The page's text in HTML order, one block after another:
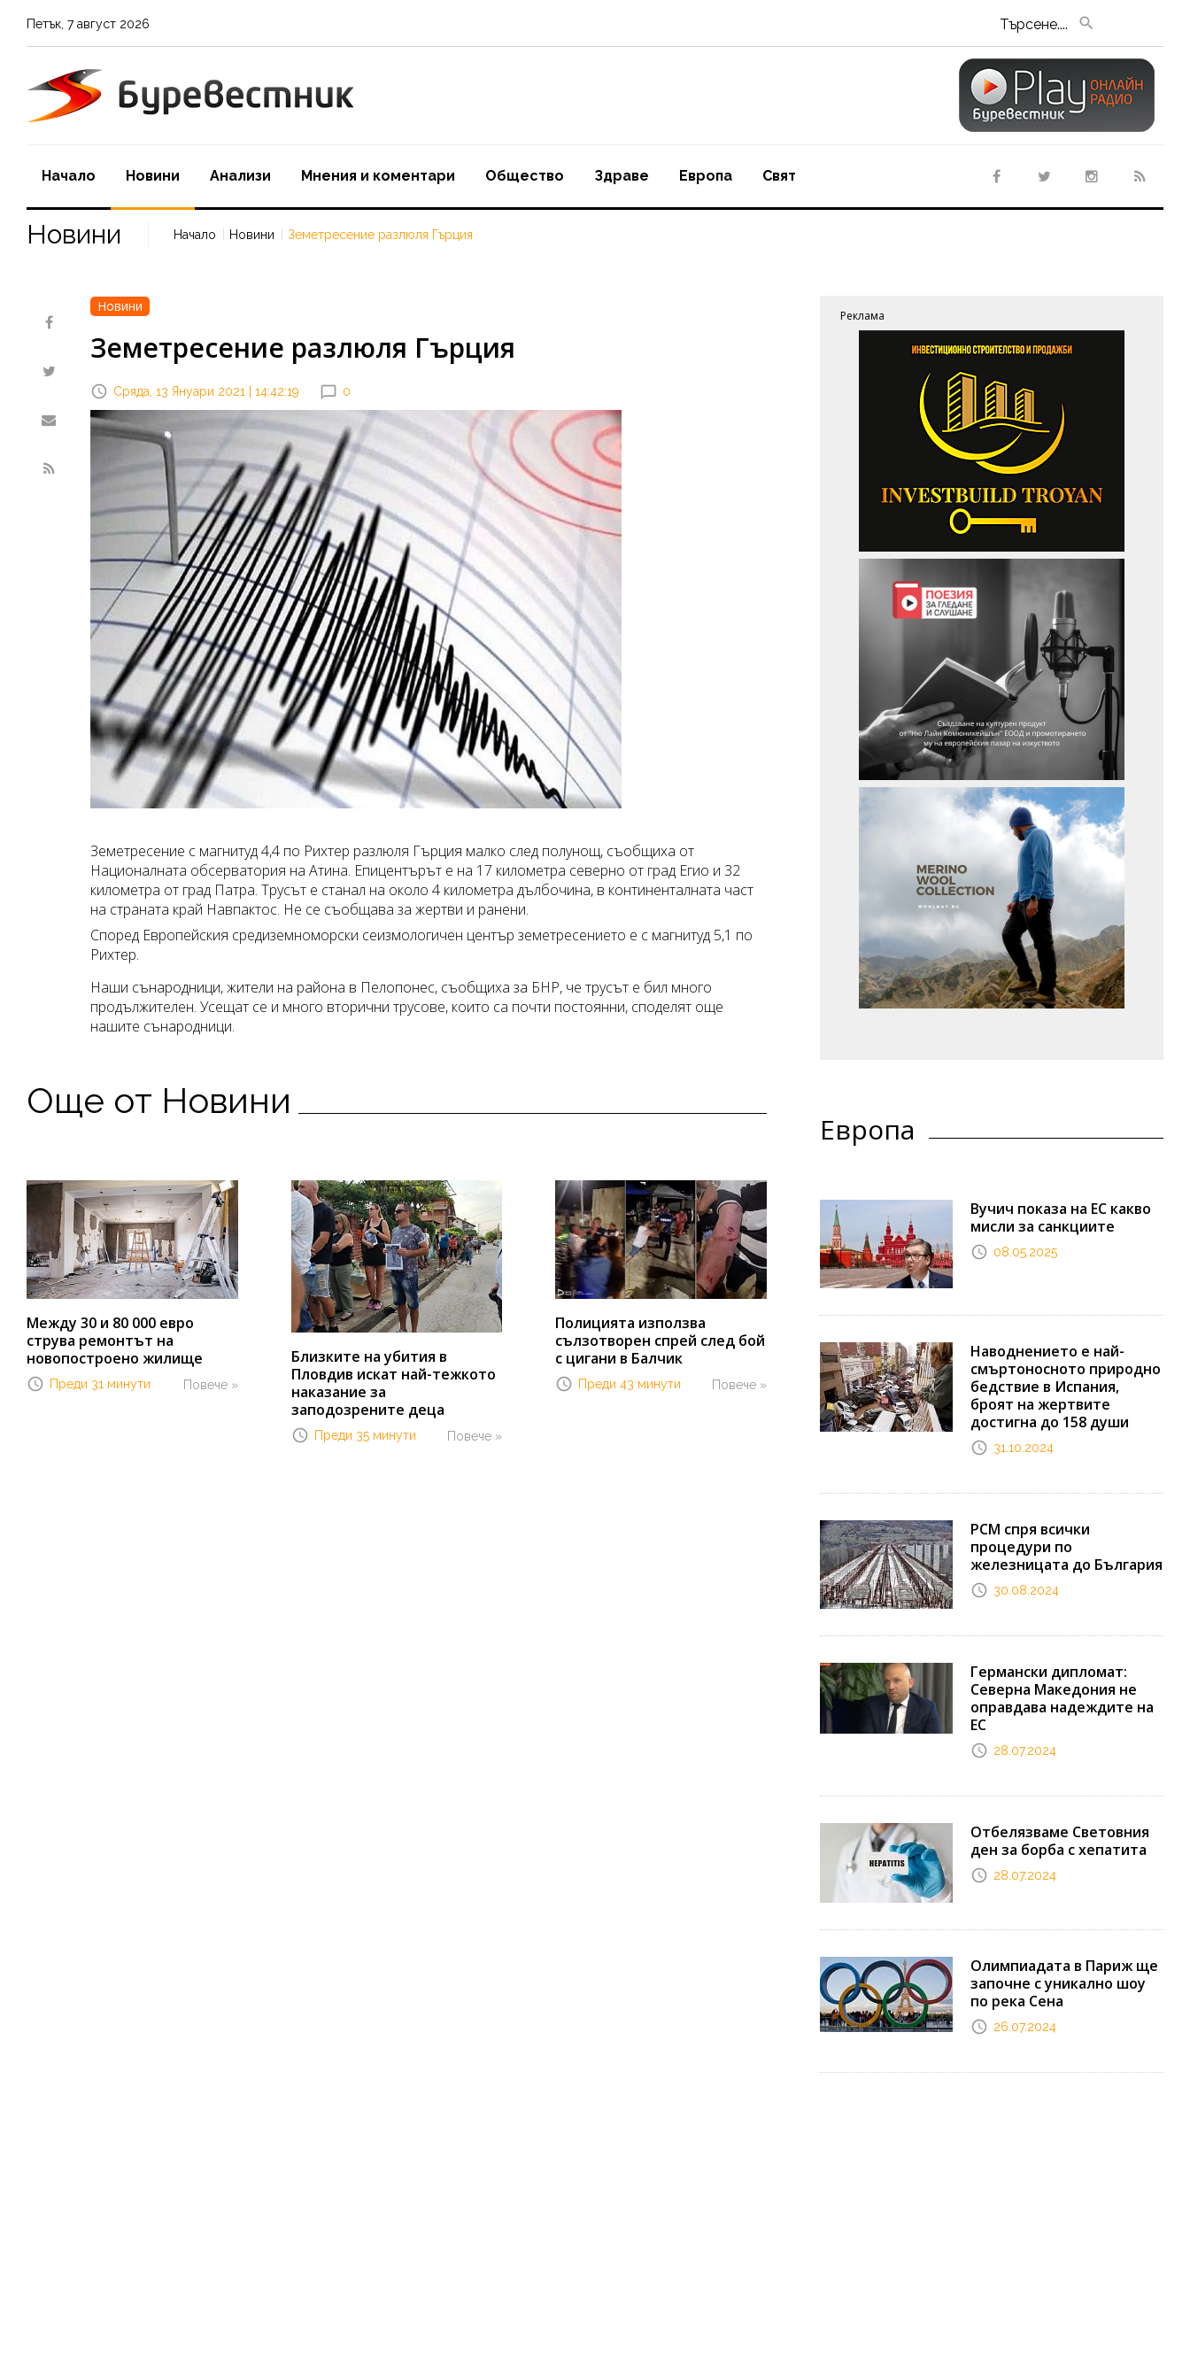
Петък 7 август 2026 Търсене....
Начало Новини Aнализи Мнения и коментари Oбщество Здраве Европа Свят
Новини Начало Новини Земетресение разлюля Гърция
Новини
Земетресение разлюля Гърция
Сряда, 13 Януари 2021 | 14:42:19 0
Земетресение с магнитуд 4,4 по Рихтер разлюля Гърция малко след полунощ, съобщиха от
Националната обсерватория на Атина. Епицентърът е на 17 километра северно от град Егио и 32
километра от град Патра. Трусът е станал на около 4 километра дълбочина, в континенталната част
на страната край Навпактос. Не се съобщава за жертви и ранени.
Според Европейския средиземноморски сеизмологичен център земетресението е с магнитуд 5,1 по
Рихтер.
Наши сънародници, жители на района в Пелопонес, съобщиха за БНР, че трусът е бил много
продължителен. Усещат се и много вторични трусове, които са почти постоянни, споделят още
нашите сънародници.
Още от Новини
Между 30 и 80 000 евро
струва ремонтът на
новопостроено жилище
Повече »
Преди 31 минути
Близките на убития в
Пловдив искат най-тежкото
наказание за
заподозрените деца
Повече »
Преди 35 минути
Полицията използва
сълзотворен спрей след бой
с цигани в Балчик
Повече »
Преди 43 минути
Реклама
Европа
Вучич показа на ЕС какво
мисли за санкциите
08.05.2025
Наводнението е най-
смъртоносното природно
бедствие в Испания,
броят на жертвите
достигна до 158 души
31.10.2024
РСМ спря всички
процедури по
железницата до България
30.08.2024
Германски дипломат:
Северна Македония не
оправдава надеждите на
ЕС
28.07.2024
Отбелязваме Световния
ден за борба с хепатита
28.07.2024
Олимпиадата в Париж ще
започне с уникално шоу
по река Сена
26.07.2024